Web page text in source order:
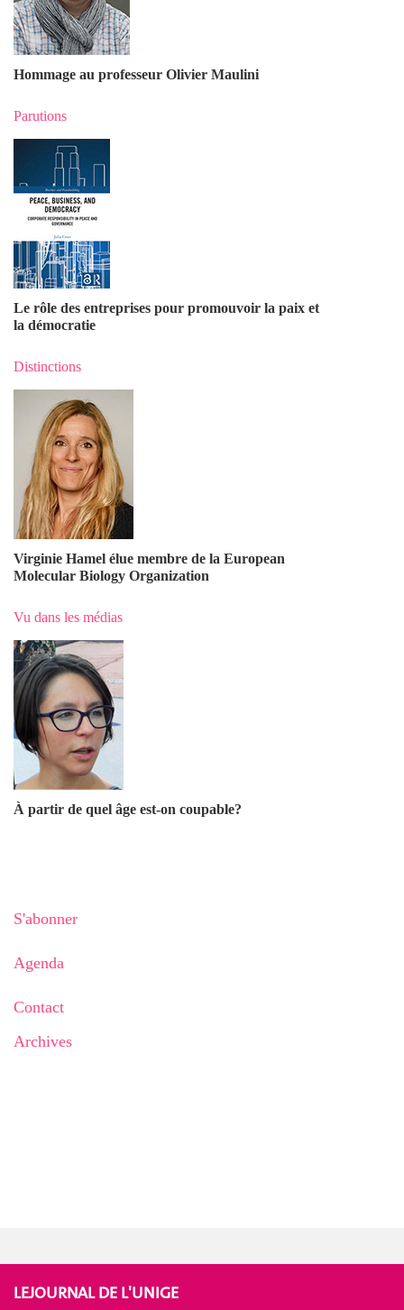
Hommage au professeur Olivier Maulini
Parutions
Le rôle des entreprises pour promouvoir la paix et
la démocratie
Distinctions
Virginie Hamel élue membre de la European
Molecular Biology Organization
Vu dans les médias
À partir de quel âge est-on coupable?
S'abonner
Agenda
Contact
Archives
LEJOURNAL DE L'UNIGE